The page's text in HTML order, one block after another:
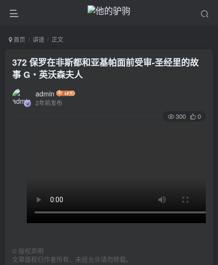
首页 讲道 正文
372 保罗在非斯都和亚基帕面前受审-圣经里的故
事 G‧英沃森夫人
admin
2年前发布
300 0
© 版权声明
文章版权归作者所有，未经允许请勿转载。